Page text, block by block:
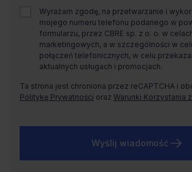
Wyrażam zgodę, na przetwarzanie i
mojego numeru telefonu podanego w
formularzu, przez CBRE sp. z o. o. w
marketingowych, a w szczególności w
połączeń telefonicznych, w celu
aktualnych usługach i promocjach.
Ta strona jest chroniona przez reCAPTCHA i
Politykę Prywatności oraz Warunki Korzystania z
Wyślij wiadomość